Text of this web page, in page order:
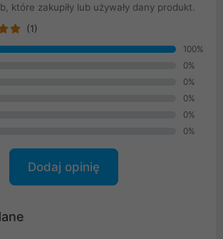
które zakupiły lub używały dany produkt.
(1)
100%
0%
0%
0%
0%
0%
Dodaj opinię